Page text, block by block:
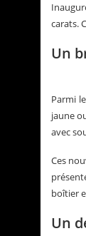
carats.
Un
Parmi
jaune
avec
Ces
boîtier
Un